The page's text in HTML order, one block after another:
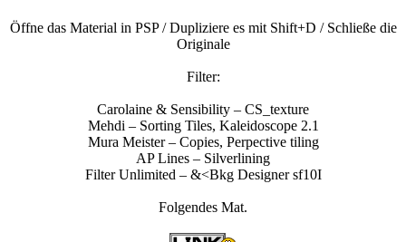
Öffne das Material in PSP / Dupliziere es mit Shift+D / Schließe die
Originale
Filter:
Carolaine & Sensibility – CS_texture
Mehdi – Sorting Tiles, Kaleidoscope 2.1
Mura Meister – Copies, Perpective tiling
AP Lines – Silverlining
Filter Unlimited – &<Bkg Designer sf10I
Folgendes Mat.